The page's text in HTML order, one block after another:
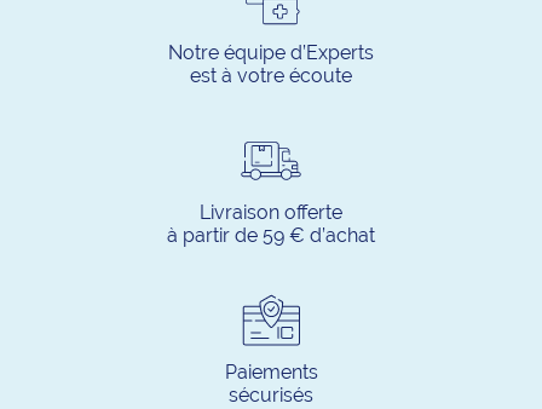
Notre équipe d’Experts
est à votre écoute
Livraison offerte
à partir de 59 € d’achat
Paiements
sécurisés